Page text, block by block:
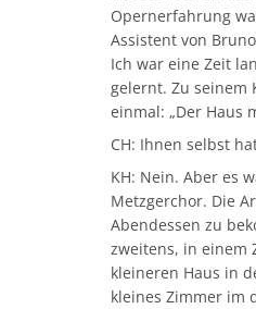
Opernerfahrung
Assistent von
Ich war eine Zeit
gelernt. Zu seinem
einmal: „Der Haus
CH: Ihnen selbst
KH: Nein. Aber es
Metzgerchor. Die
Abendessen zu
zweitens, in einem
kleineren Haus in
kleines Zimmer im